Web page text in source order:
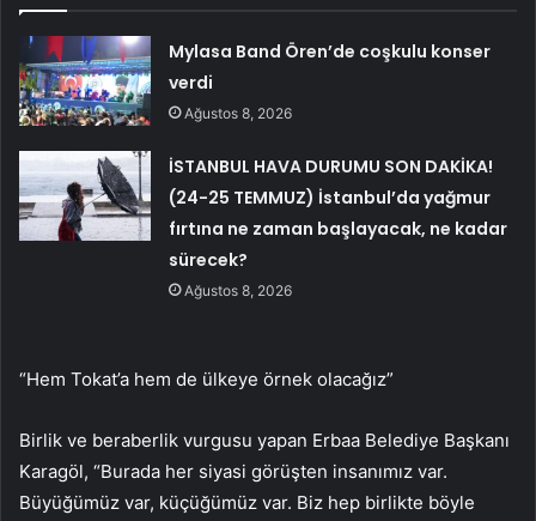
Mylasa Band Ören’de coşkulu konser
verdi
Ağustos 8, 2026
İSTANBUL HAVA DURUMU SON DAKİKA!
(24-25 TEMMUZ) İstanbul’da yağmur
fırtına ne zaman başlayacak, ne kadar
sürecek?
Ağustos 8, 2026
“Hem Tokat’a hem de ülkeye örnek olacağız”
Birlik ve beraberlik vurgusu yapan Erbaa Belediye Başkanı
Karagöl, “Burada her siyasi görüşten insanımız var.
Büyüğümüz var, küçüğümüz var. Biz hep birlikte böyle